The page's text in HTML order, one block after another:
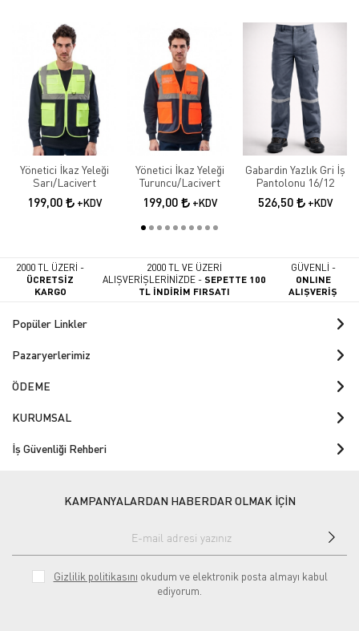
Yönetici İkaz Yeleği
Sarı/Lacivert
199,00 +KDV
Yönetici İkaz Yeleği
Turuncu/Lacivert
199,00 +KDV
Gabardin Yazlık Gri İş
Pantolonu 16/12
526,50 +KDV
2000 TL ÜZERİ -
ÜCRETSİZ
KARGO
2000 TL VE ÜZERİ
ALIŞVERİŞLERİNİZDE -SEPETTE 100
TL İNDİRİM FIRSATI
GÜVENLİ -
ONLINE
ALIŞVERİŞ
Popüler Linkler
Pazaryerlerimiz
ÖDEME
KURUMSAL
İş Güvenliği Rehberi
KAMPANYALARDAN HABERDAR OLMAK İÇİN
Gizlilik politikasını okudum ve elektronik posta almayı kabul
ediyorum.